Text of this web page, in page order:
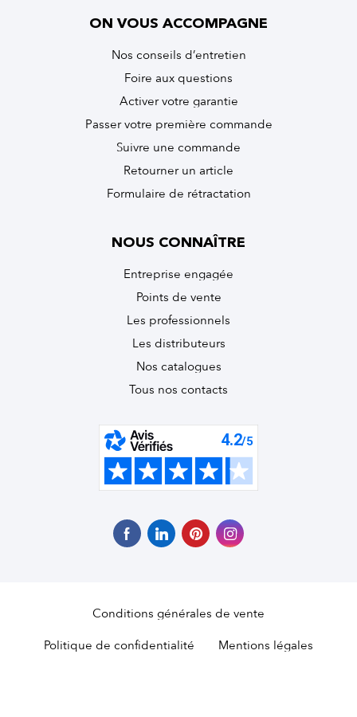
ON VOUS ACCOMPAGNE
Nos conseils d’entretien
Foire aux questions
Activer votre garantie
Passer votre première commande
Suivre une commande
Retourner un article
Formulaire de rétractation
NOUS CONNAÎTRE
Entreprise engagée
Points de vente
Les professionnels
Les distributeurs
Nos catalogues
Tous nos contacts
Conditions générales de vente
Politique de confidentialité Mentions légales